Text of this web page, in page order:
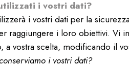
i vostri dati?
i vostri dati per la
raggiungere i loro obiettivi. Vi
a vostra scelta, modificando il
i vostri dati?